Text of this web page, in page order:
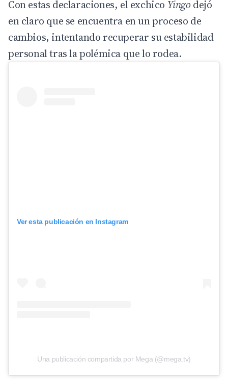
Con estas declaraciones, el exchico Yingodejó
en claro que se encuentra en un proceso de
cambios, intentando recuperar su estabilidad
personal tras la polémica que lo rodea.
Ver esta publicación en Instagram
Una publicación compartida por Mega (@mega.tv)